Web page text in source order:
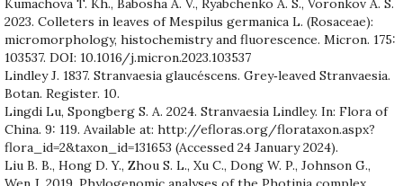
2023. Colleters in leaves of Mespilus germanica L. (Rosaceae):
micromorphology, histochemistry and fluorescence. Micron. 175:
103537. DOI: 10.1016/j.micron.2023.103537
Lindley J. 1837. Stranvaesia glaucéscens. Grey‐leaved Stranvaesia.
Botan. Register. 10.
Lingdi Lu, Spongberg S. A. 2024. Stranvaesia Lindley. In: Flora of
China. 9: 119. Available at: http://efloras.org/florataxon.aspx?
flora_id=2&taxon_id=131653 (Accessed 24 January 2024).
Liu B. B., Hong D. Y., Zhou S. L., Xu C., Dong W. P., Johnson G.,